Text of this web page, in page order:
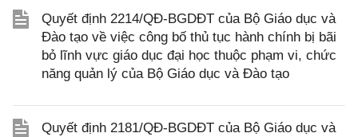
Quyết định 2214/QĐ-BGDĐT của Bộ Giáo dục và
Đào tạo về việc công bố thủ tục hành chính bị bãi
bỏ lĩnh vực giáo dục đại học thuộc phạm vi, chức
năng quản lý của Bộ Giáo dục và Đào tạo
Quyết định 2181/QĐ-BGDĐT của Bộ Giáo dục và